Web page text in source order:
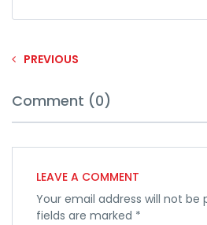
PREVIOUS
Comment (0)
LEAVE A COMMENT
Your email address will not be
fields are marked *